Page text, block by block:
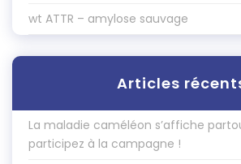
wt ATTR – amylose sauvage
Articles
La maladie caméléon s’affiche
participez à la campagne !